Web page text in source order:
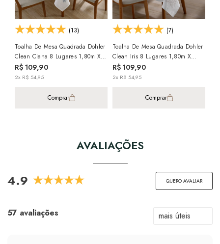
(13)
Toalha De Mesa Quadrada Dohler
Clean Ciana 8 Lugares 1,80m X
1,80m
R$ 109,90
2x R$ 54,95
Comprar
(7)
Toalha De Mesa Quadrada Dohler
Clean Iris 8 Lugares 1,80m X
1,80m
R$ 109,90
2x R$ 54,95
Comprar
AVALIAÇÕES
4.9 QUERO AVALIAR
57 avaliações